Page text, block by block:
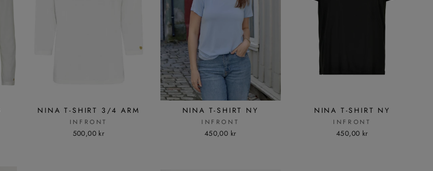
NINA T-SHIRT 3/4 ARM
INFRONT
500,00 kr
NINA T-SHIRT NY
INFRONT
450,00 kr
NINA T-SHIRT NY
INFRONT
450,00 kr